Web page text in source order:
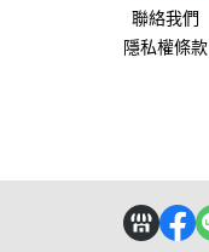
聯絡我們
隱私權條款